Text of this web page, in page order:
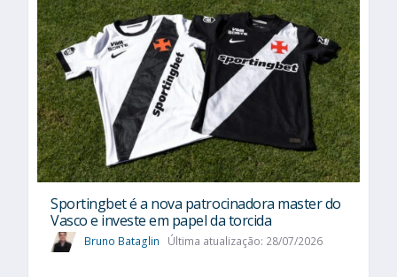
Sportingbet é a nova patrocinadora master do
Vasco e investe em papel da torcida
Bruno Bataglin Última atualização: 28/07/2026